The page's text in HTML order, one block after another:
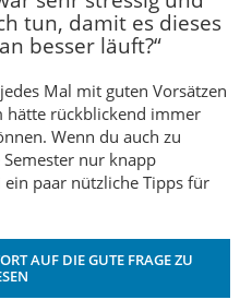
tun, damit es dieses
besser läuft?“
Mal mit guten Vorsätzen
hätte rückblickend immer
Wenn du auch zu
nur knapp
paar nützliche Tipps für
AUF DIE GUTE FRAGE ZU